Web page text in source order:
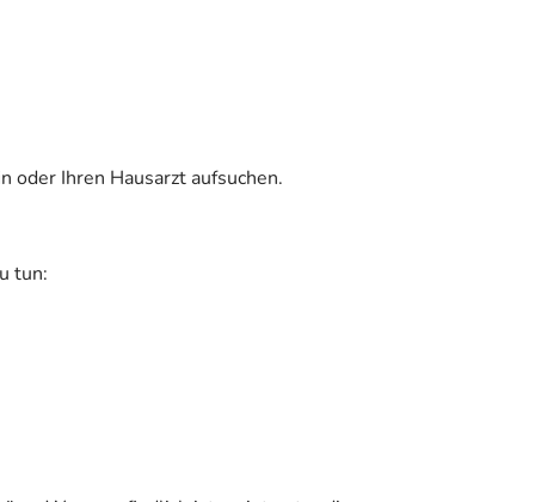
oder Ihren Hausarzt aufsuchen.
tun: